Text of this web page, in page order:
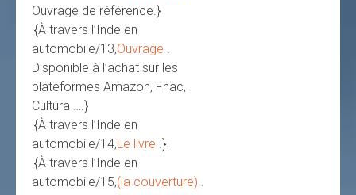
Ouvrage de référence.}
|{À travers l’Inde en
automobile/13,Ouvrage
Disponible à l’achat sur les
plateformes Amazon, Fnac,
Cultura ….}
|{À travers l’Inde en
automobile/14,Le livre .}
|{À travers l’Inde en
automobile/15,(la couverture)